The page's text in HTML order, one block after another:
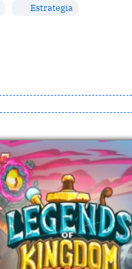
Estrategia